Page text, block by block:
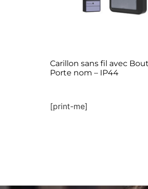
Carillon sans fil avec
Porte nom – IP44
[print-me]